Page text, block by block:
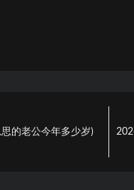
的老公今年多少岁)